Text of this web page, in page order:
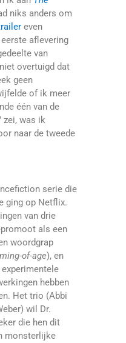
niks anders om
even
aflevering
van
overtuigd dat
geen
of ik meer
één van de
zei, was ik
naar de tweede
serie die
ging op Netflix.
van drie
als een
woordgrap
of-age), en
hebben
Het trio (Abbi
wil Dr.
die hen dit
monsterlijke